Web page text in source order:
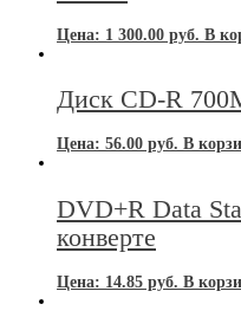
Цена: 1 300.00 руб. В
Диск CD-R
Цена: 56.00 руб. В
DVD+R Data
конверте
Цена: 14.85 руб. В